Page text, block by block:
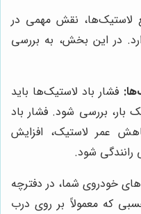
لاستیک‌ها، نقش مهمی در
در این بخش، به بررسی
فشار باد لاستیک‌ها باید
بار، بررسی شود. فشار باد
عمر لاستیک، افزایش
شود.
خودروی شما، در دفترچه
که معمولاً بر روی درب